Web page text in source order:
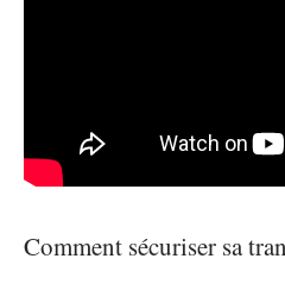
Comment sécuriser sa